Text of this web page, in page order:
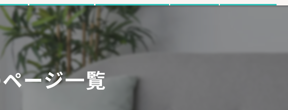
大津市のエアコン工事
草津市のエアコン工事
栗東市のエアコン工事
ージ一覧